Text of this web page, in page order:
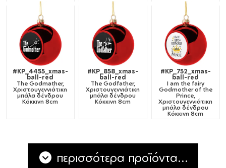
#KP_4455_xmas-
ball-red
The Godmather,
Χριστουγεννιάτικη
μπάλα δένδρου
Κόκκινη 8cm
#KP_858_xmas-
ball-red
The Godfather,
Χριστουγεννιάτικη
μπάλα δένδρου
Κόκκινη 8cm
#KP_752_xmas-
ball-red
I am the fairy
Godmother of the
Prince,
Χριστουγεννιάτικη
μπάλα δένδρου
Κόκκινη 8cm
περισσότερα προϊόντα...